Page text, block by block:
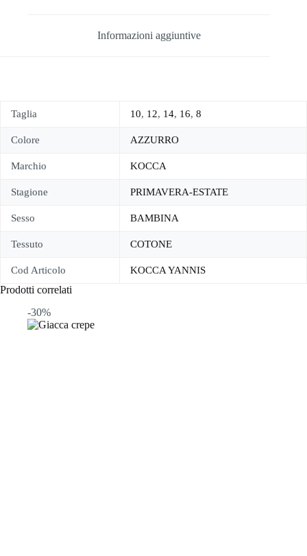
Informazioni aggiuntive
Taglia 10, 12, 14, 16, 8
Colore AZZURRO
Marchio KOCCA
Stagione PRIMAVERA-ESTATE
Sesso BAMBINA
Tessuto COTONE
Cod Articolo KOCCA YANNIS
Prodotti correlati
-30%